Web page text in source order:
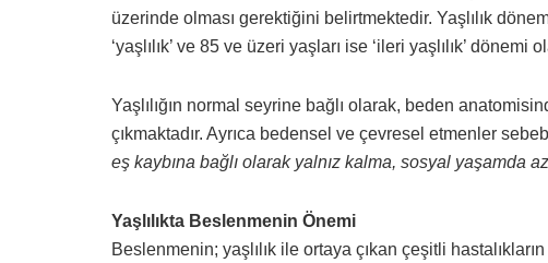
üzerinde olması gerektiğini belirtmektedir. Yaşlılık
‘yaşlılık’ ve 85 ve üzeri yaşları ise ‘ileri yaşlılık’ dönemi
Yaşlılığın normal seyrine bağlı olarak, beden
çıkmaktadır. Ayrıca bedensel ve çevresel etmenler
eş kaybına bağlı olarak yalnız kalma, sosyal yaşamda
Yaşlılıkta Beslenmenin Önemi
Beslenmenin; yaşlılık ile ortaya çıkan çeşitli